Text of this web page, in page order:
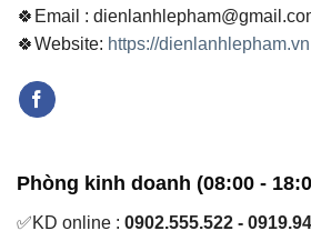
🍀Email :
🍀Website: https://dienlanhlepham.vn
Phòng kinh doanh (08:00 -
✅KD online : 0902.555.522 -